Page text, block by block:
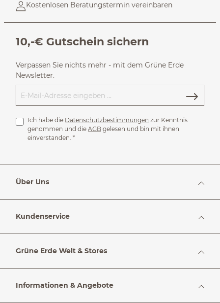
Kostenlosen Beratungstermin vereinbaren
10,-€ Gutschein sichern
Verpassen Sie nichts mehr - mit dem Grüne Erde
Newsletter.
Ich habe die Datenschutzbestimmungen zur Kenntnis
genommen und die AGB gelesen und bin mit ihnen
einverstanden. *
Über Uns
Kundenservice
Grüne Erde Welt & Stores
Informationen & Angebote